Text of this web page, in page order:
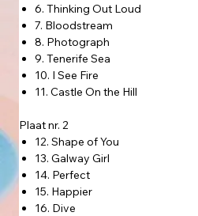
6. Thinking Out Loud
7. Bloodstream
8. Photograph
9. Tenerife Sea
10. I See Fire
11. Castle On the Hill
Plaat nr. 2
12. Shape of You
13. Galway Girl
14. Perfect
15. Happier
16. Dive